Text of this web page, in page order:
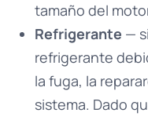
tamaño del
Refrigerante —
refrigerante
la fuga, la
sistema. Dado